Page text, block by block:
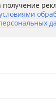
получение